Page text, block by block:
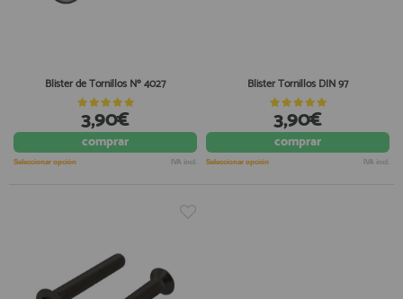
Blister de Tornillos Nº 4027
3,90€
comprar
Seleccionar opción IVA incl.
Blister Tornillos DIN 97
3,90€
comprar
Seleccionar opción IVA incl.